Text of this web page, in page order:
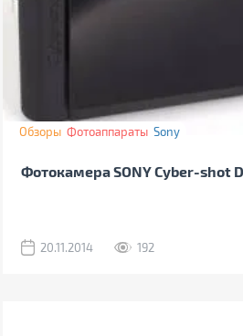
Обзоры Фотоаппараты Sony
Фотокамера SONY Cyber-shot
20.11.2014 192